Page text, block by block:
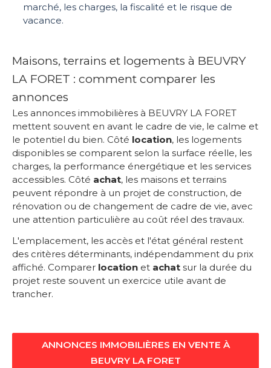
marché, les charges, la fiscalité et le risque de
vacance.
Maisons, terrains et logements à BEUVRY
LA FORET : comment comparer les
annonces
Les annonces immobilières à BEUVRY LA FORET
mettent souvent en avant le cadre de vie, le calme et
le potentiel du bien. Côté location, les logements
disponibles se comparent selon la surface réelle, les
charges, la performance énergétique et les services
accessibles. Côté achat, les maisons et terrains
peuvent répondre à un projet de construction, de
rénovation ou de changement de cadre de vie, avec
une attention particulière au coût réel des travaux.
L'emplacement, les accès et l'état général restent
des critères déterminants, indépendamment du prix
affiché. Comparer location et achat sur la durée du
projet reste souvent un exercice utile avant de
trancher.
ANNONCES IMMOBILIÈRES EN VENTE À
BEUVRY LA FORET